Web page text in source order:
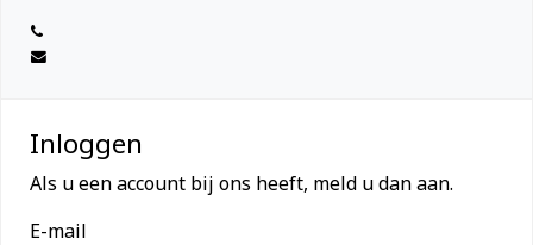
Inloggen
Als u een account bij ons heeft, meld u dan aan.
E-mail